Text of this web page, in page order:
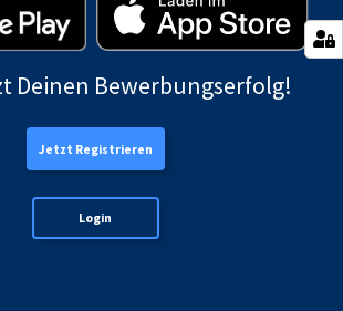
Deinen Bewerbungserfolg!
Jetzt Registrieren
Login